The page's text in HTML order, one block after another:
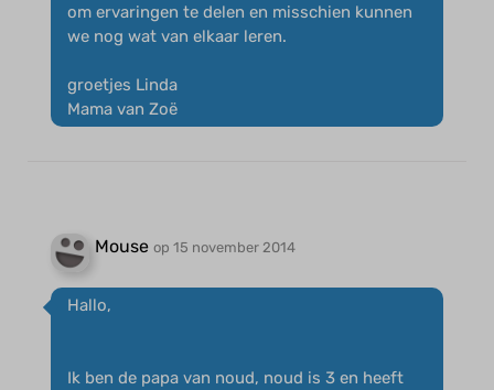
om ervaringen te delen en misschien kunnen
we nog wat van elkaar leren.
groetjes Linda
Mama van Zoë
Mouse op 15 november 2014
Hallo,
Ik ben de papa van noud, noud is 3 en heeft